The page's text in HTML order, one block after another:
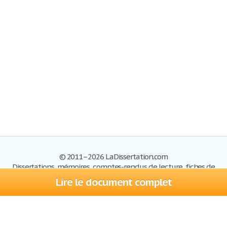
Lire le document complet
© 2011–2026 LaDissertation.com
Dissertations, mémoires, comptes-rendus de lecture, fiches de
lectures, exemples du BAC